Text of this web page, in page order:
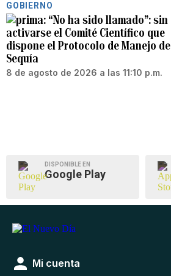
GOBIERNO
“No ha sido llamado”: sin
activarse el Comité Científico que
dispone el Protocolo de Manejo de
Sequía
8 de agosto de 2026 a las 11:10 p.m.
DISPONIBLE EN
Google Play
Mi cuenta